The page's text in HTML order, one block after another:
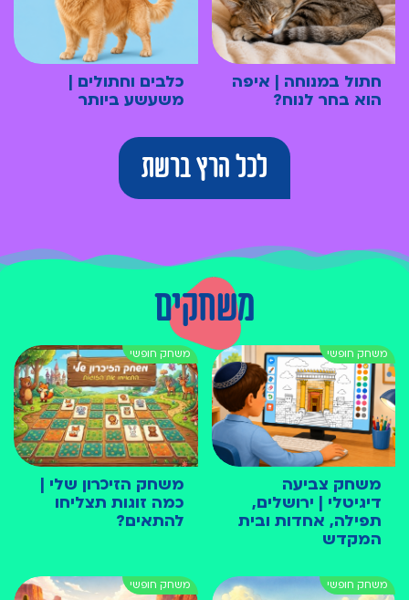
חתול במנוחה | איפה
הוא בחר לנוח?
כלבים וחתולים |
משעשע ביותר
לכל הרץ ברשת
משחקים
משחק צביעה
דיגיטלי | ירושלים,
תפילה, אחדות ובית
המקדש
משחק הזיכרון שלי |
כמה זוגות תצליחו
להתאים?